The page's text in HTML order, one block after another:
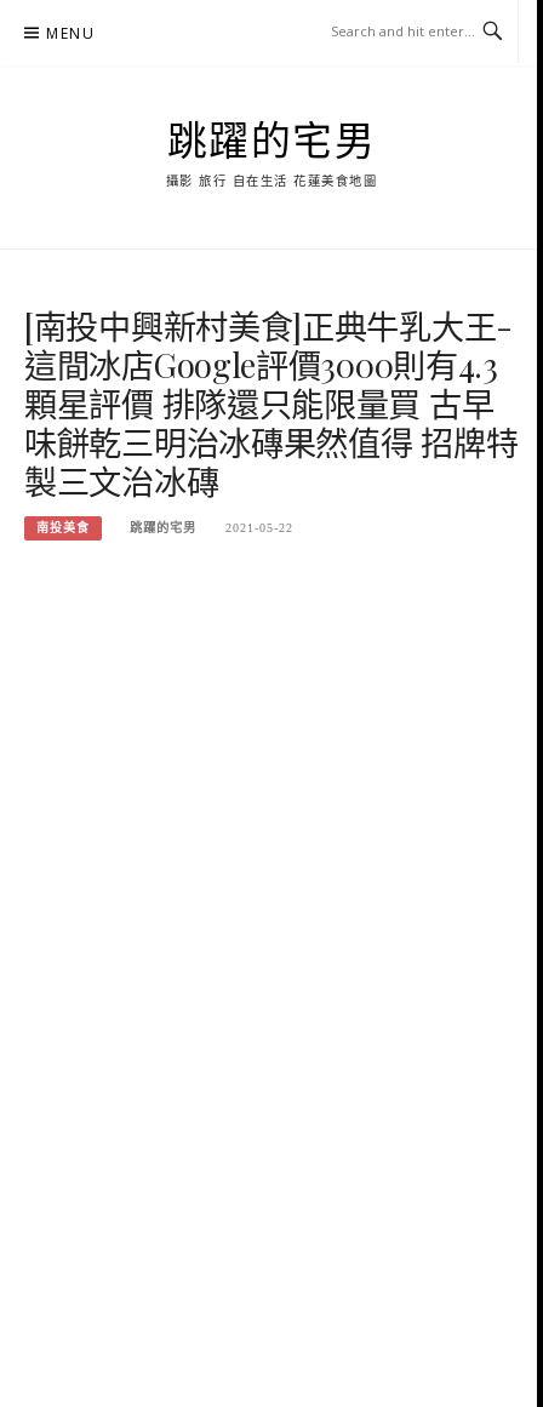
MENU
跳躍的宅男
攝影 旅行 自在生活 花蓮美食地圖
[南投中興新村美食]正典牛乳大王-
這間冰店Google評價3000則有4.3
顆星評價 排隊還只能限量買 古早
味餅乾三明治冰磚果然值得 招牌特
製三文治冰磚
南投美食 跳躍的宅男 2021-05-22